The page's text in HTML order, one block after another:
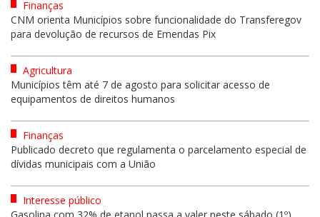
Finanças
CNM orienta Municípios sobre funcionalidade do Transferegov
para devolução de recursos de Emendas Pix
Agricultura
Municípios têm até 7 de agosto para solicitar acesso de
equipamentos de direitos humanos
Finanças
Publicado decreto que regulamenta o parcelamento especial de
dívidas municipais com a União
Interesse público
Gasolina com 32% de etanol passa a valer neste sábado (1º)